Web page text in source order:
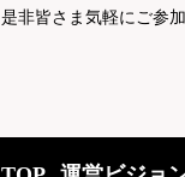
是非皆さま気軽にご参